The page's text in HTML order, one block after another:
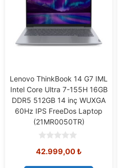
Lenovo ThinkBook 14 G7 IML
Intel Core Ultra 7-155H 16GB
DDR5 512GB 14 inç WUXGA
60Hz IPS FreeDos Laptop
(21MR0050TR)
o
42.999,00₺